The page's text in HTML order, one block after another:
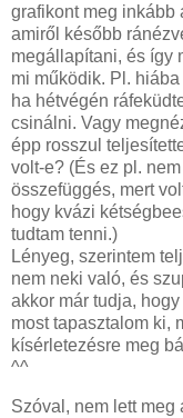
grafikont meg inkább
amiről később
megállapítani, és így
mi működik. Pl.
ha hétvégén
csinálni. Vagy
épp rosszul
volt-e? (És ez pl.
összefüggés, mert
hogy kvázi
tudtam tenni.)
Lényeg, szerintem
nem neki való, és
akkor már tudja,
most tapasztalom ki,
kísérletezésre meg
^^
Szóval, nem lett meg